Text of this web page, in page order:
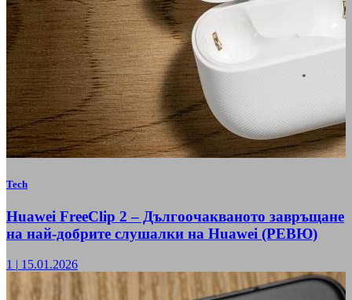
Tech
Huawei FreeClip 2 – Дългоочакваното завръщане
на най-добрите слушалки на Huawei (РЕВЮ)
1 | 15.01.2026